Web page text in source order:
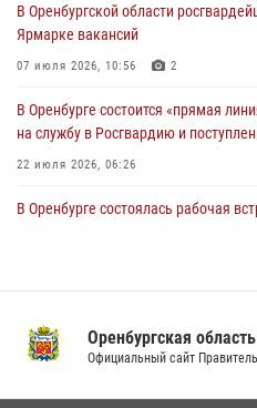
проведён рейд по строительным
23 июля 2026, 10:47
В Оренбургской области
Ярмарке вакансий
07 июля 2026, 10:56 2
В Оренбурге состоится «прямая
на службу в Росгвардию и
22 июля 2026, 06:26
В Оренбурге состоялась рабочая
Росгвардейцы Оренбургской
образовательных учреждений к
Оренбургская область
Официальный сайт